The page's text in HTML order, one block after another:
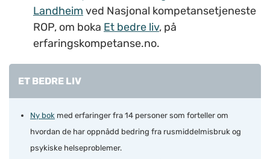
Landheim ved Nasjonal kompetansetjeneste
ROP, om boka Et bedre liv, på
erfaringskompetanse.no.
ET BEDRE LIV
Ny bok med erfaringer fra 14 personer som forteller om
hvordan de har oppnådd bedring fra rusmiddelmisbruk og
psykiske helseproblemer.